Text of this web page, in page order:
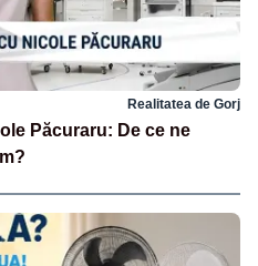
Realitatea de Gorj
Păcuraru: De ce ne